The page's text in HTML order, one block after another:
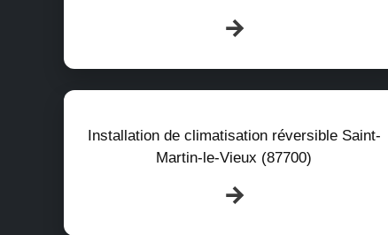
Installation de climatisation réversible Saint-
Martin-le-Vieux (87700)